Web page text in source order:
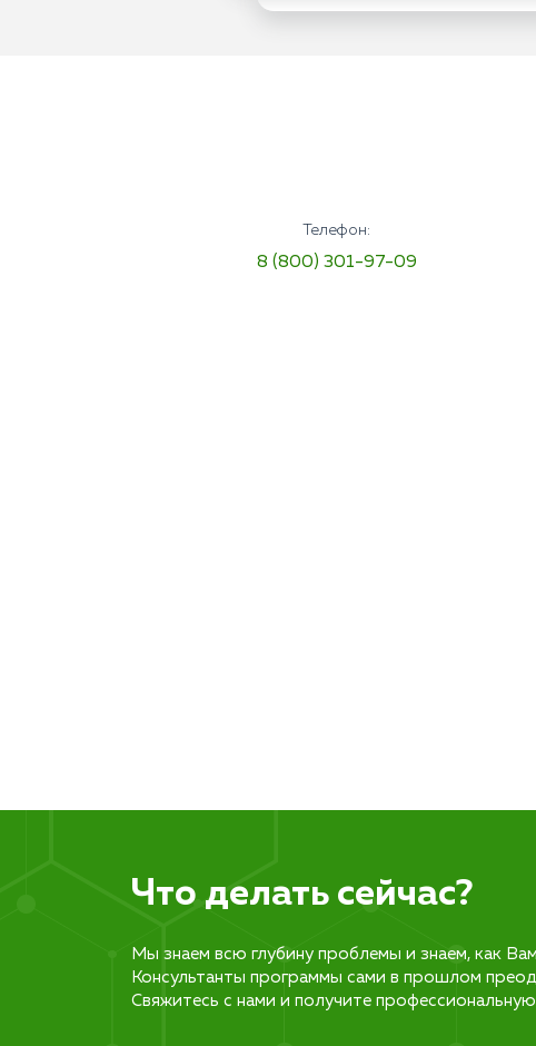
Телефон:
8 (800) 301-97-09
Что делать сейчас?
Мы знаем всю глубину проблемы и знаем, как
Консультанты программы сами в прошлом
Свяжитесь с нами и получите